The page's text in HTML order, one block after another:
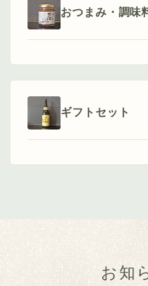
おつまみ・調味
ギフトセット
お知